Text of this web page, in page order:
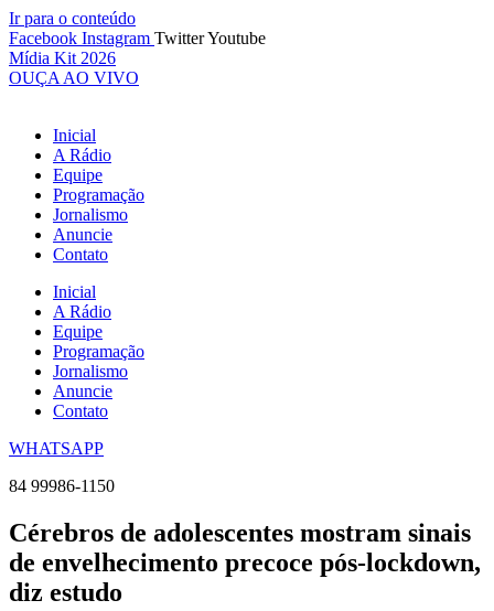
Ir para o conteúdo
Facebook Instagram TwitterYoutube
Mídia Kit 2026
OUÇA AO VIVO
Inicial
A Rádio
Equipe
Programação
Jornalismo
Anuncie
Contato
Inicial
A Rádio
Equipe
Programação
Jornalismo
Anuncie
Contato
WHATSAPP
84 99986-1150
Cérebros de adolescentes mostram sinais
de envelhecimento precoce pós-lockdown,
diz estudo